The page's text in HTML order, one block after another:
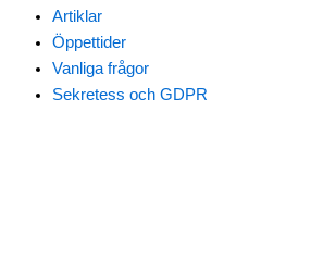
Artiklar
Öppettider
Vanliga frågor
Sekretess och GDPR
Nödvändiga
Inställningar